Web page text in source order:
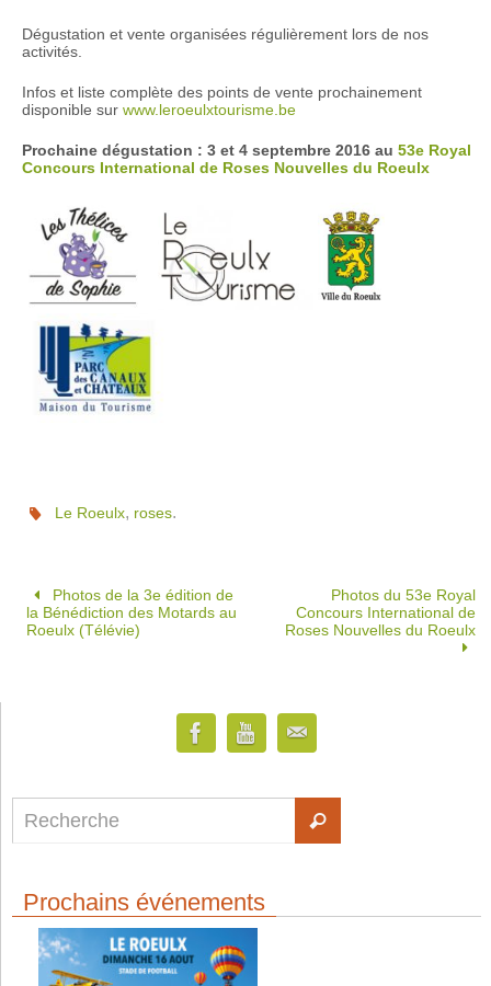
Dégustation et vente organisées régulièrement lors de nos
activités.
Infos et liste complète des points de vente prochainement
disponible sur www.leroeulxtourisme.be
Prochaine dégustation : 3 et 4 septembre 2016 au 53e Royal
Concours International de Roses Nouvelles du Roeulx
Le Roeulx, roses.
Photos de la 3e édition de
la Bénédiction des Motards au
Roeulx (Télévie)
Photos du 53e Royal
Concours International de
Roses Nouvelles du Roeulx
Prochains événements